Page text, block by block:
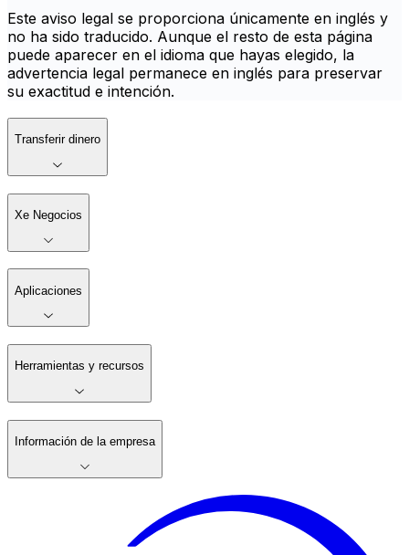
Este aviso legal se proporciona únicamente en inglés y
no ha sido traducido. Aunque el resto de esta página
puede aparecer en el idioma que hayas elegido, la
advertencia legal permanece en inglés para preservar
su exactitud e intención.
Transferir dinero
Xe Negocios
Aplicaciones
Herramientas y recursos
Información de la empresa